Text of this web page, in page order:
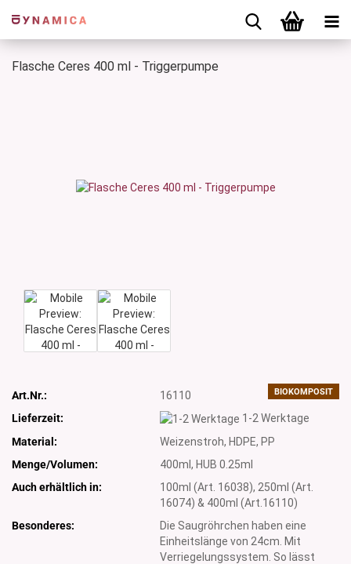
Flasche Ceres 400 ml - Triggerpumpe
BIOKOMPOSIT
Art.Nr.:
16110
Lieferzeit:
1-2 Werktage
Material:
Weizenstroh, HDPE, PP
Menge/Volumen:
400ml, HUB 0.25ml
Auch erhältlich in:
100ml (Art. 16038), 250ml (Art.
16074) & 400ml (Art.16110)
Besonderes:
Die Saugröhrchen haben eine
Einheitslänge von 24cm. Mit
Verriegelungssystem. So lässt